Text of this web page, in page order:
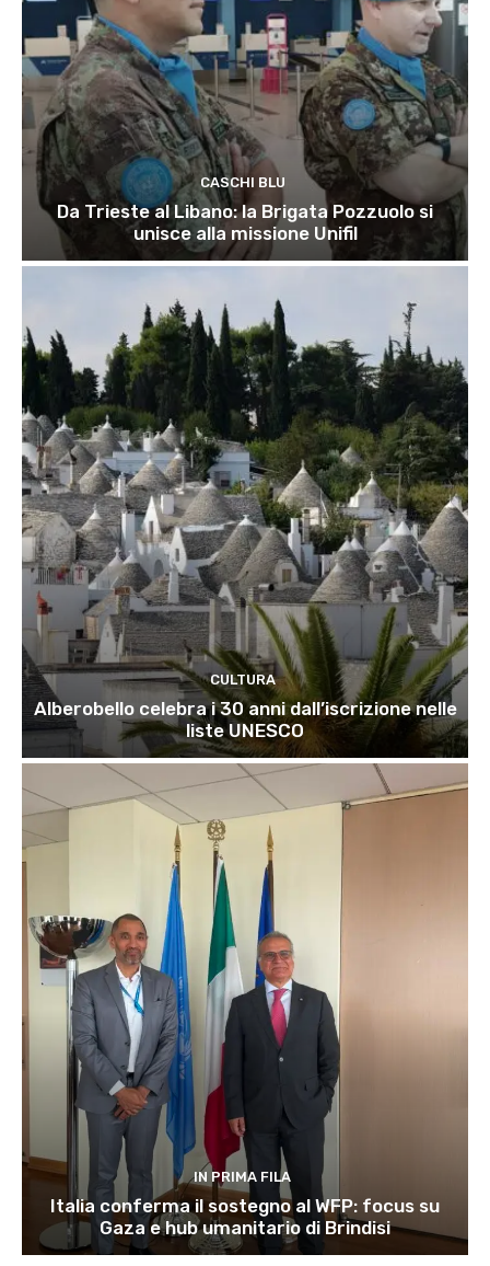
CASCHI BLU
Da Trieste al Libano: la Brigata Pozzuolo si
unisce alla missione Unifil
CULTURA
Alberobello celebra i 30 anni dall’iscrizione nelle
liste UNESCO
IN PRIMA FILA
Italia conferma il sostegno al WFP: focus su
Gaza e hub umanitario di Brindisi